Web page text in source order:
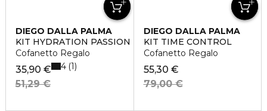
DIEGO DALLA PALMA
KIT HYDRATION PASSION
Cofanetto Regalo
35,90 €
51,29 €
4 1
DIEGO DALLA PALMA
KIT TIME CONTROL
Cofanetto Regalo
55,30 €
79,00 €